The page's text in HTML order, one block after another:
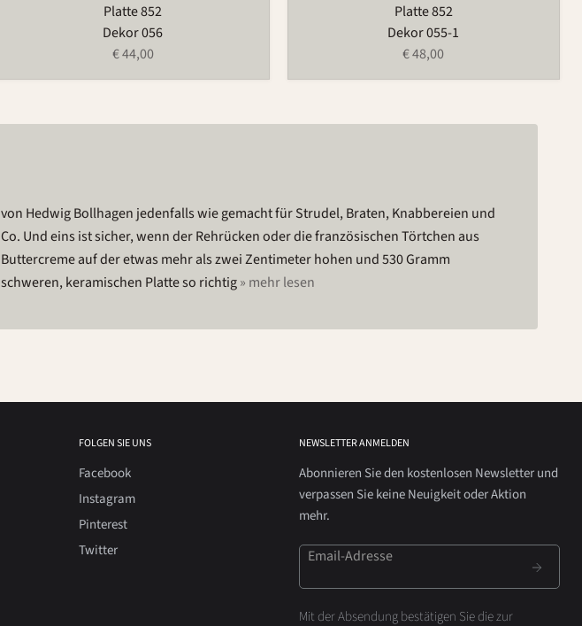
Platte 852
Dekor 056
€ 44,00
Platte 852
Dekor 055-1
€ 48,00
schweren, keramischen Platte so richtig» mehr lesen
FOLGEN SIE UNS
Facebook
Instagram
Pinterest
Twitter
NEWSLETTER ANMELDEN
Abonnieren Sie den kostenlosen Newsletter und
verpassen Sie keine Neuigkeit oder Aktion
mehr.
Email-Adresse
Mit der Absendung bestätigen Sie die zur